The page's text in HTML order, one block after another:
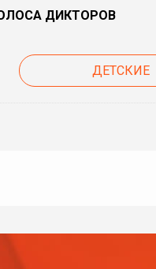
ДИКТОРОВ
ДЕТСКИЕ